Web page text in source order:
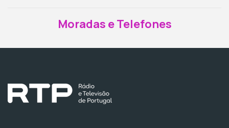
Moradas e Telefones